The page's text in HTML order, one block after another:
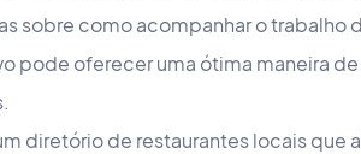
sobre como acompanhar o trabalho
pode oferecer uma ótima maneira
diretório de restaurantes locais que